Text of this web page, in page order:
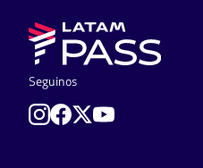
Seguinos